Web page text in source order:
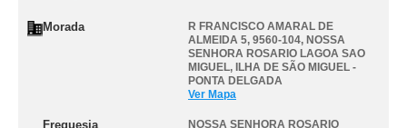
Morada
R FRANCISCO AMARAL DE
ALMEIDA 5, 9560-104, NOSSA
SENHORA ROSARIO LAGOA SAO
MIGUEL, ILHA DE SÃO MIGUEL -
PONTA DELGADA
Ver Mapa
Freguesia
NOSSA SENHORA ROSARIO